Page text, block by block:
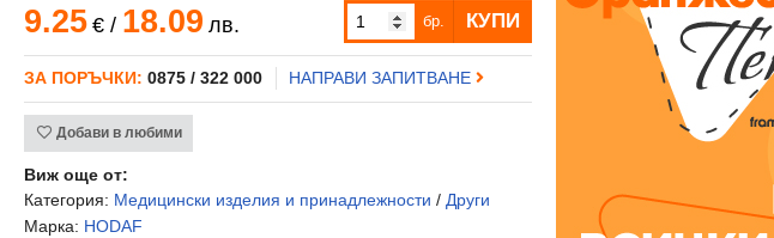
9.25 €/ 18.09 лв. бр. КУПИ
ЗА ПОРЪЧКИ: 0875 / 322 000 НАПРАВИ ЗАПИТВАНЕ
Добави в любими
Виж още от:
Категория: Медицински изделия и принадлежности /Други
Марка: HODAF